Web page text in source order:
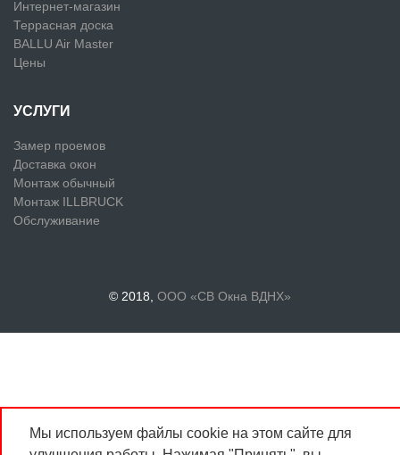
Мы используем файлы cookie на этом сайте для
Интернет-магазин
Террасная доска
BALLU Air Master
Цены
УСЛУГИ
Замер проемов
Доставка окон
Монтаж обычный
Монтаж ILLBRUCK
Обслуживание
© 2018, ООО «СВ Окна ВДНХ»